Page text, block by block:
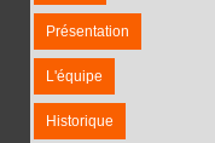
Présentation
L'équipe
Historique